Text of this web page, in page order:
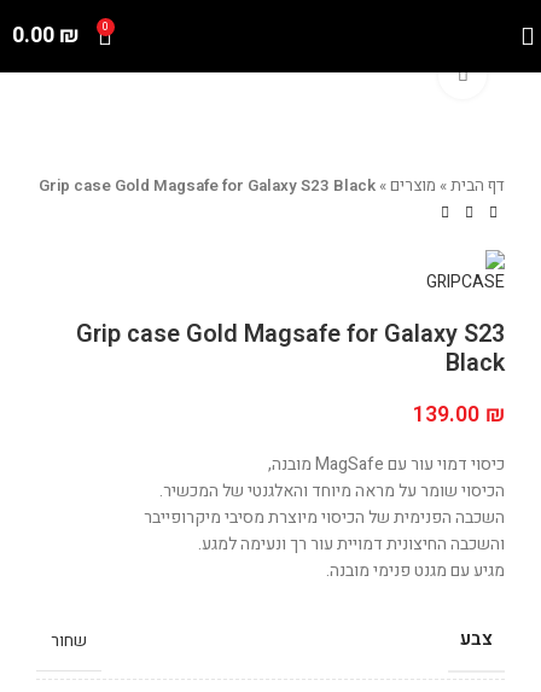
0
0.00₪
Click to enlarge
דף הבית» מוצרים»
Grip case Gold Magsafe for Galaxy S23 Black
Grip case Gold Magsafe for Galaxy S23
Black
139.00 ₪
כיסוי דמוי עור עם MagSafe מובנה,
הכיסוי שומר על מראה מיוחד והאלגנטי של המכשיר.
השכבה הפנימית של הכיסוי מיוצרת מסיבי מיקרופייבר
והשכבה החיצונית דמויית עור רך ונעימה למגע.
מגיע עם מגנט פנימי מובנה.
צבע שחור